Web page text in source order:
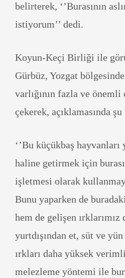
belirterek, ‘’Burasının
istiyorum’’ dedi.
Koyun-Keçi Birliği ile
Gürbüz, Yozgat
varlığının fazla ve
çekerek, açıklamasında
‘’Bu küçükbaş
haline getirmek için
işletmesi olarak
Bunu yaparken de
hem de gelişen ırklarımız
yurtdışından et, süt ve
ırkları daha yüksek
melezleme yöntemi ile